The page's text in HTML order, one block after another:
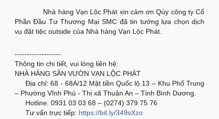
Nhà hàng Vạn Lộc Phát xin cảm ơn Qúy công ty Cổ
Phần Đầu Tư Thương Mại SMC đã tin tưởng lựa chọn dịch
vụ đặt tiệc outside của Nhà hàng Vạn Lộc Phát.
-------------------
Thông tin chi tiết, vui lòng liên hệ:
NHÀ HÀNG SÂN VƯỜN VẠN LỘC PHÁT
Địa chỉ: 68 - 68A/12 Mặt tiền Quốc lộ 13 – Khu Phố Trung
– Phường Vĩnh Phú - Thị xã Thuận An – Tỉnh Bình Dương.
Hotline: 0931 03 03 68 – (0274) 379 75 76
Tư vấn trực tiếp: https://bit.ly/349sXzo